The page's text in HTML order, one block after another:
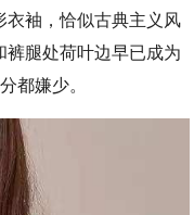
袖，恰似古典主义风
腿处荷叶边早已成为
都嫌少。